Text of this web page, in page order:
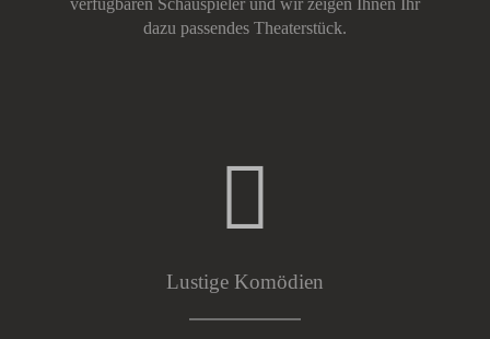
verfügbaren Schauspieler und wir zeigen Ihnen Ihr
dazu passendes Theaterstück.
Lustige Komödien